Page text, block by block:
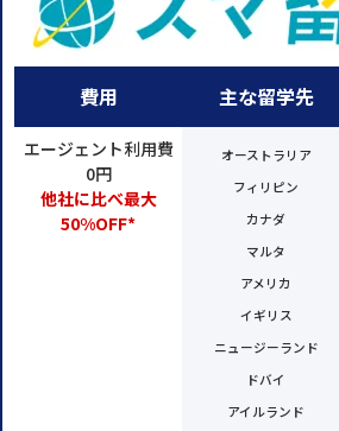
費用
エージェント利用費
0円
他社に比べ最大
50%OFF*
主な留学先
オーストラリア
フィリピン
カナダ
マルタ
アメリカ
イギリス
ニュージーランド
ドバイ
アイルランド